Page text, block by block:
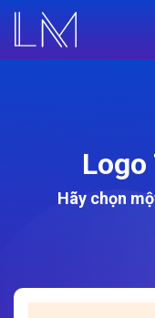
Logo
Hãy chọn